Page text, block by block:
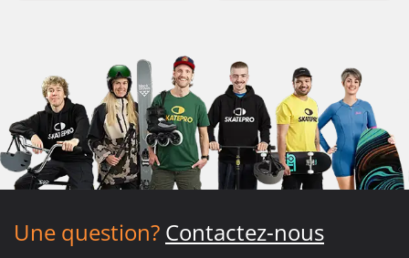
Une question? Contactez-nous